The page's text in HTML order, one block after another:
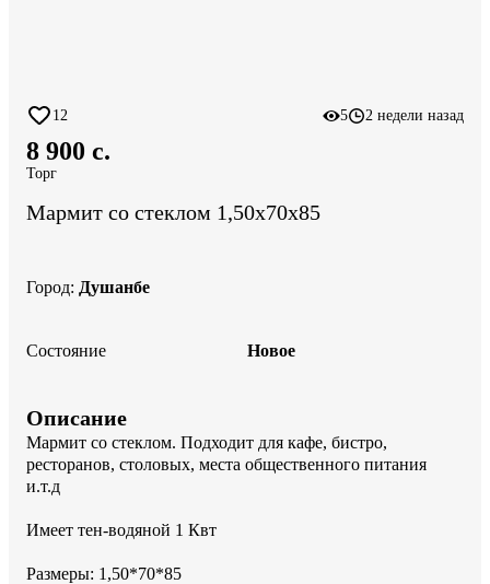
12 5 2 недели назад
8 900 c.
Торг
Мармит со стеклом 1,50х70х85
Город: Душанбе
Состояние Новое
Описание
Мармит со стеклом. Подходит для кафе, бистро,
ресторанов, столовых, места общественного питания
и.т.д
Имеет тен-водяной 1 Квт
Размеры: 1,50*70*85